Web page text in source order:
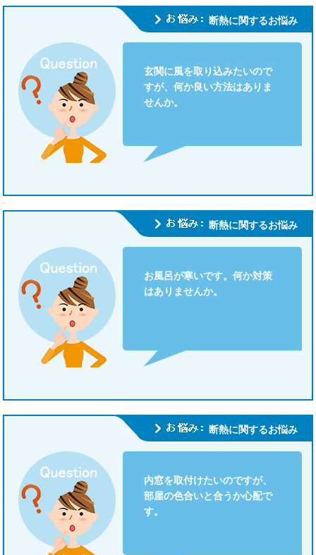
断熱に関するお悩み
玄関に風を取り込みたいので
すが、何か良い方法はありま
せんか。
断熱に関するお悩み
お風呂が寒いです。何か対策
はありませんか。
断熱に関するお悩み
内窓を取付けたいのですが、
部屋の色合いと合うか心配で
す。